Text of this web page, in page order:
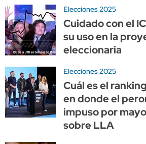
Elecciones 2025
Cuidado con el
su uso en la
eleccionaria
Elecciones 2025
Cuál es el
en donde el
impuso por
sobre LLA